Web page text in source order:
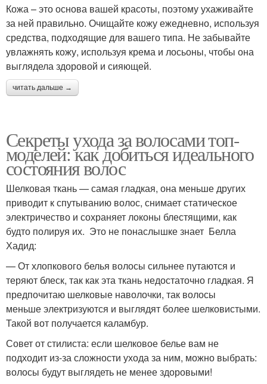
Кожа – это основа вашей красоты, поэтому ухаживайте
за ней правильно. Очищайте кожу ежедневно, используя
средства, подходящие для вашего типа. Не забывайте
увлажнять кожу, используя крема и лосьоны, чтобы она
выглядела здоровой и сияющей.
читать дальше →
Секреты ухода за волосами топ-
моделей: как добиться идеального
состояния волос
Шелковая ткань — самая гладкая, она меньше других
приводит к спутыванию волос, снимает статическое
электричество и сохраняет локоны блестящими, как
будто полируя их. Это не понаслышке знает Белла
Хадид:
— От хлопкового белья волосы сильнее путаются и
теряют блеск, так как эта ткань недостаточно гладкая. Я
предпочитаю шелковые наволочки, так волосы
меньше электризуются и выглядят более шелковистыми.
Такой вот получается каламбур.
Совет от стилиста: если шелковое белье вам не
подходит из-за сложности ухода за ним, можно выбрать:
волосы будут выглядеть не менее здоровыми!